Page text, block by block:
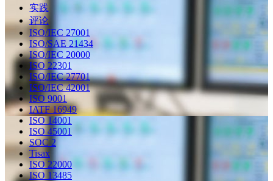
实践
评论
ISO/IEC 27001
ISO/SAE 21434
ISO/IEC 20000
ISO 22301
ISO/IEC 27701
ISO/IEC 42001
ISO 9001
IATF 16949
ISO 14001
ISO 45001
SOC 2
Tisax
ISO 22000
ISO 13485